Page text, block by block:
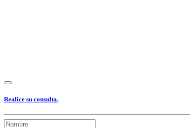
Realice su consulta.